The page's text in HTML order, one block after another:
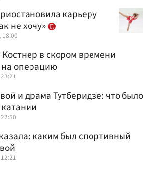
карьеру
не хочу»
18:00
в скором времени
на операцию
и драма Тутберидзе: что было
каким был спортивный